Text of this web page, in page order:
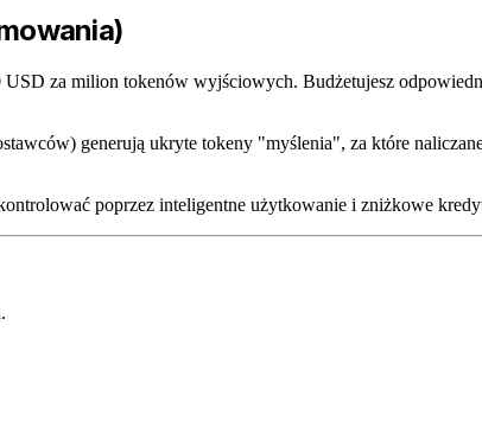
za milion tokenów wyjściowych. Budżetujesz
generują ukryte tokeny "myślenia", za które
poprzez inteligentne użytkowanie i zniżkowe